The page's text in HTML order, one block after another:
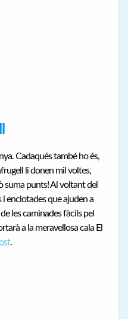
Cadaqués també ho és,
li donen mil voltes,
suma punts! Al voltant del
enclotades que ajuden a
les caminades fàcils pel
a la meravellosa cala El
.